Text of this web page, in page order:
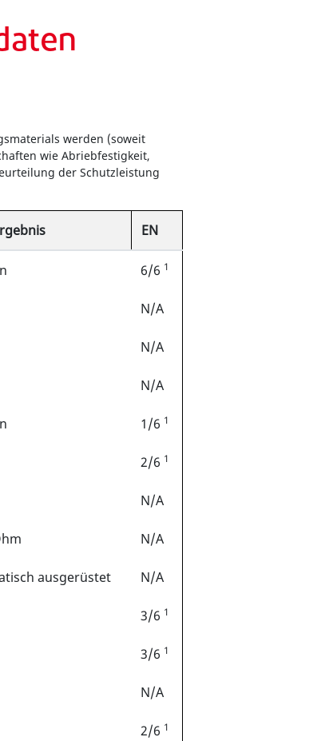
werden (soweit
wie Abriebfestigkeit,
der Schutzleistung
EN
6/6 1
N/A
N/A
N/A
1/6 1
2/6 1
N/A
N/A
ausgerüstet N/A
3/6 1
3/6 1
N/A
2/6 1